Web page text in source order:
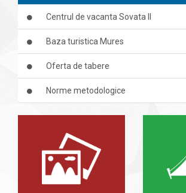
Centrul de vacanta Sovata II
Baza turistica Mures
Oferta de tabere
Norme metodologice